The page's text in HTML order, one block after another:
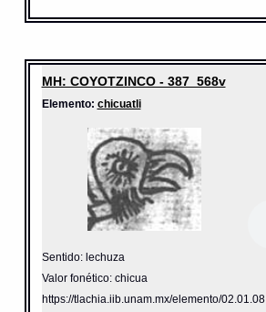
MH: COYOTZINCO - 387_568v
Elemento: chicuatli
Sentido: lechuza
Valor fonético: chicua
https://tlachia.iib.unam.mx/elemento/02.01.08